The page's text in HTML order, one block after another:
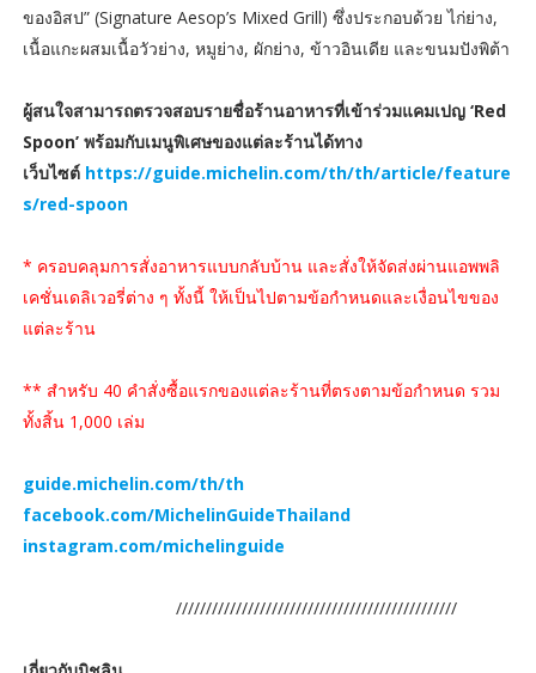
ของอิสป” (Signature Aesop’s Mixed Grill) ซึ่งประกอบด้วย ไก่ย่าง,
เนื้อแกะผสมเนื้อวัวย่าง, หมูย่าง, ผักย่าง, ข้าวอินเดีย และขนมปังพิต้า
ผู้สนใจสามารถตรวจสอบรายชื่อร้านอาหารที่เข้าร่วมแคมเปญ ‘Red
Spoon’ พร้อมกับเมนูพิเศษของแต่ละร้านได้ทาง
เว็บไซต์ https://guide.michelin.com/th/th/article/feature
s/red-spoon
* ครอบคลุมการสั่งอาหารแบบกลับบ้าน และสั่งให้จัดส่งผ่านแอพพลิ
เคชั่นเดลิเวอรี่ต่าง ๆ ทั้งนี้ ให้เป็นไปตามข้อกำหนดและเงื่อนไขของ
แต่ละร้าน
** สำหรับ 40 คำสั่งซื้อแรกของแต่ละร้านที่ตรงตามข้อกำหนด รวม
ทั้งสิ้น 1,000 เล่ม
guide.michelin.com/th/th
facebook.com/MichelinGuideThailand
instagram.com/michelinguide
///////////////////////////////////////////////